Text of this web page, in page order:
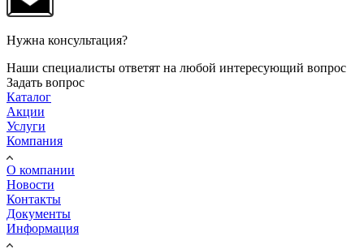
Нужна консультация?
Наши специалисты ответят на любой интересующий вопрос
Задать вопрос
Каталог
Акции
Услуги
Компания
О компании
Новости
Контакты
Документы
Информация